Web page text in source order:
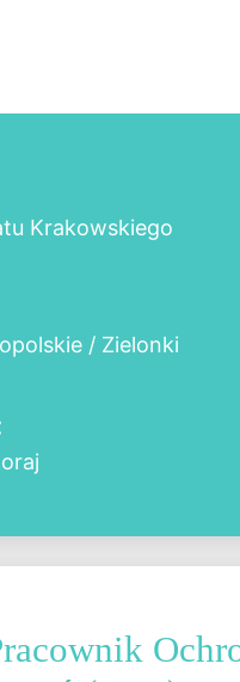
Krakowskiego
/ Zielonki